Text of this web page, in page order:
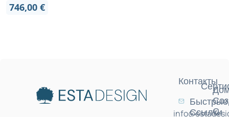
746,00 €
С
Контакты
Быстрые
Ссылки